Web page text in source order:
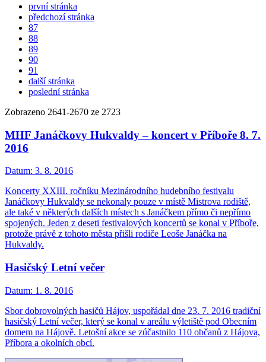
první stránka
předchozí stránka
87
88
89
90
91
další stránka
poslední stránka
Zobrazeno 2641-2670 ze 2723
MHF Janáčkovy Hukvaldy – koncert v Příboře 8. 7.
2016
Datum: 3. 8. 2016
Koncerty XXIII. ročníku Mezinárodního hudebního festivalu
Janáčkovy Hukvaldy se nekonaly pouze v místě Mistrova rodiště,
ale také v některých dalších místech s Janáčkem přímo či nepřímo
spojených. Jeden z deseti festivalových koncertů se konal v Příboře,
protože právě z tohoto města přišli rodiče Leoše Janáčka na
Hukvaldy.
Hasičský Letní večer
Datum: 1. 8. 2016
Sbor dobrovolných hasičů Hájov, uspořádal dne 23. 7. 2016 tradiční
hasičský Letní večer, který se konal v areálu výletiště pod Obecním
domem na Hájově. Letošní akce se zúčastnilo 110 občanů z Hájova,
Příbora a okolních obcí.